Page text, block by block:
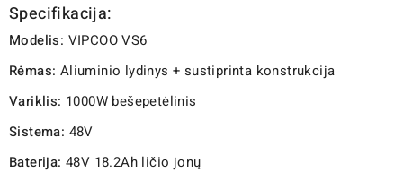
Specifikacija:
Modelis: VIPCOO VS6
Rėmas: Aliuminio lydinys + sustiprinta konstrukcija
Variklis: 1000W bešepetėlinis
Sistema: 48V
Baterija: 48V 18.2Ah ličio jonų